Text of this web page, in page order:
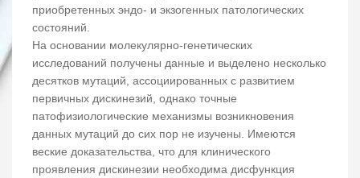
приобретенных эндо- и экзогенных патологических
состояний.
На основании молекулярно-генетических
исследований получены данные и выделено несколько
десятков мутаций, ассоциированных с развитием
первичных дискинезий, однако точные
патофизиологические механизмы возникновения
данных мутаций до сих пор не изучены. Имеются
веские доказательства, что для клинического
проявления дискинезии необходима дисфункция